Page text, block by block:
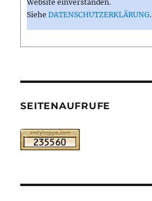
Website einverstanden.
SieheDATENSCHUTZERKLÄRUNG.
SEITENAUFRUFE